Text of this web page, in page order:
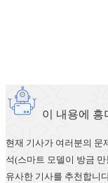
이 내용에 흥
현재 기사가 여러분의 문
석(스마트 모델이 방금
유사한 기사를 추천합니